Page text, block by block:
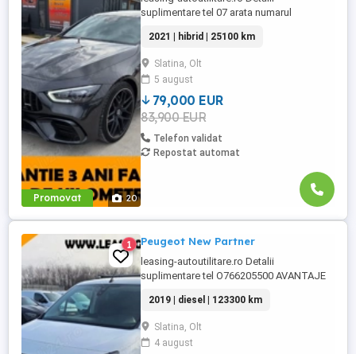
Promovat 20
suplimentare tel 07 arata numarul
sau km nelimitati -Ulei+filtre inlocuite la
24000 km reprezentanta Casa Auto Valcea
-Posibilitate finantare leasing -Consultanta
pe parcursul procesului de achizitie -
Posibilitate livrare ...
2021 | hibrid | 25100 km
Slatina, Olt
5 august
79,000 EUR
83,900 EUR
Telefon validat
Repostat automat
1 Peugeot New Partner
leasing-autoutilitare.ro Detalii
suplimentare tel O766205500 AVANTAJE
-GRATUIT Ulei+filtre la predare -Servicii
RAR -Eliberare numere provizorii -Control
tehnic al calitatii -Posibilitate Buy Back -
Posibilitate finantare leasing -Consultanta
2019 | diesel | 123300 km
Slatina, Olt
4 august